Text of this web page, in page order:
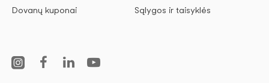
Dovanų kuponai Sąlygos ir taisyklės